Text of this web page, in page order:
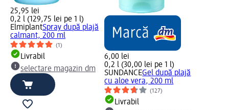
25,95 lei
0,2 l (129,75 lei pe 1 l)
ElmiplantSpray după plajă
calmant, 200 ml
(1)
Livrabil
selectare magazin dm
6,00 lei
0,2 l (30,00 lei pe 1 l)
SUNDANCEGel după plajă
cu aloe vera, 200 ml
(127)
Livrabil